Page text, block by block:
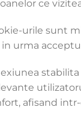
ce
urile sunt
urma
afisand